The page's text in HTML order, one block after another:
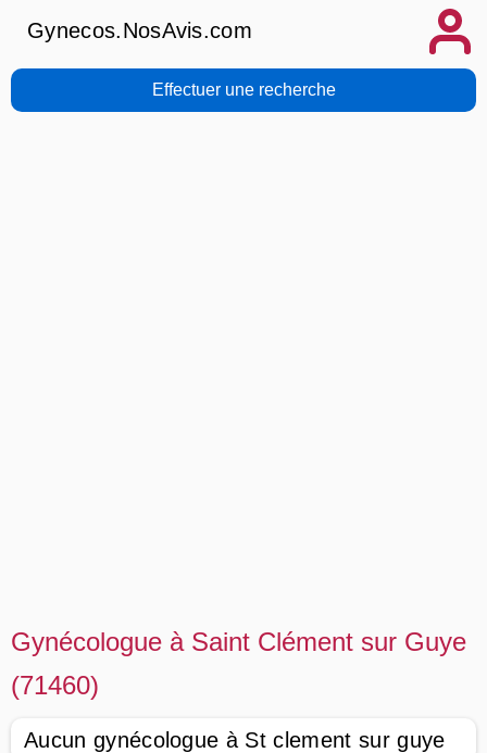
Gynecos.NosAvis.com
Effectuer une recherche
Gynécologue à Saint Clément sur Guye
(71460)
Aucun gynécologue à St clement sur guye